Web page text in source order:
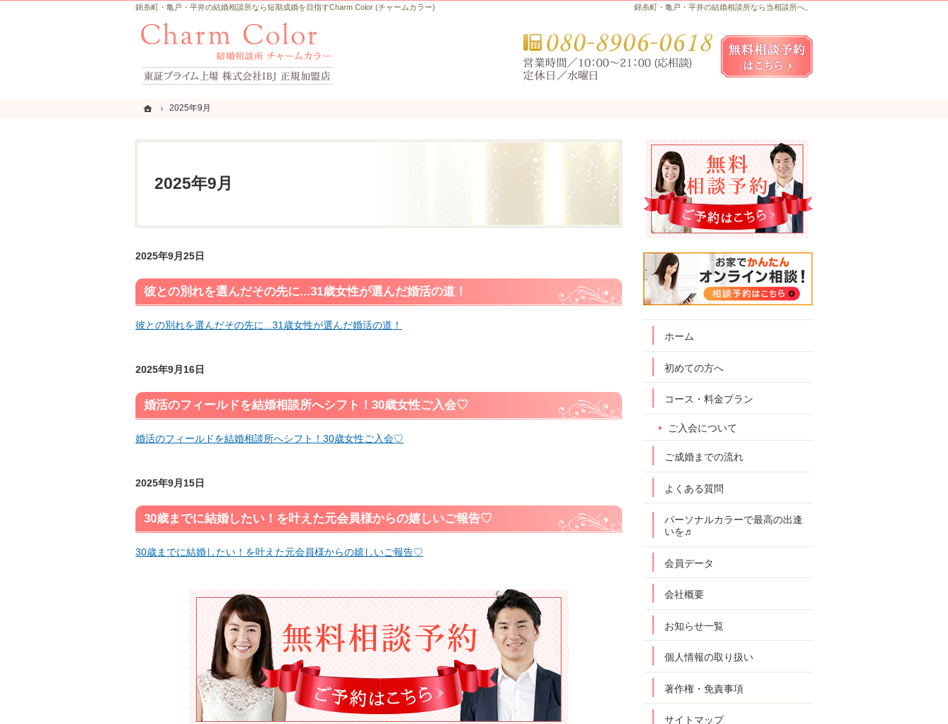
ホーム
2025年9月
2025年9月
錦糸町・亀戸・平井の結婚相談所なら当相談所へ。
錦糸町・亀戸・平井の結婚相談所なら短期成婚を目指すCharm Color (チャームカラー)
2025年9月25日
彼との別れを選んだその先に...31歳女性が選んだ婚活の道！
彼との別れを選んだその先に...31歳女性が選んだ婚活の道！
2025年9月16日
婚活のフィールドを結婚相談所へシフト！30歳女性ご入会♡
婚活のフィールドを結婚相談所へシフト！30歳女性ご入会♡
2025年9月15日
30歳までに結婚したい！を叶えた元会員様からの嬉しいご報告♡
30歳までに結婚したい！を叶えた元会員様からの嬉しいご報告♡
ホーム
初めての方へ
コース・料金プラン
ご入会について
ご成婚までの流れ
よくある質問
パーソナルカラーで最高の出逢
いを♬
会員データ
会社概要
お知らせ一覧
個人情報の取り扱い
著作権・免責事項
サイトマップ
お気軽にお問合せ・ご相談ください
ホーム
2025年9月